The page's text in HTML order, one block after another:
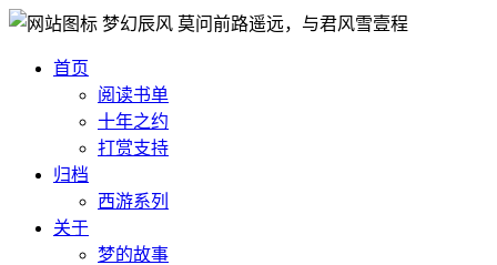
梦幻辰风 莫问前路遥远，与君风雪壹程
首页
阅读书单
十年之约
打赏支持
归档
西游系列
关于
梦的故事